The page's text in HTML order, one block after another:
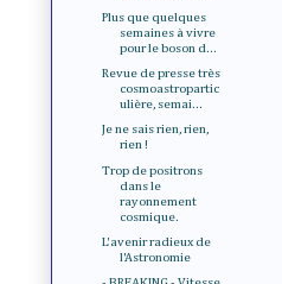
Plus que quelques
semaines à vivre
pour le boson d...
Revue de presse très
cosmoastropartic
ulière, semai...
Je ne sais rien, rien,
rien !
Trop de positrons
dans le
rayonnement
cosmique.
L'avenir radieux de
l'Astronomie